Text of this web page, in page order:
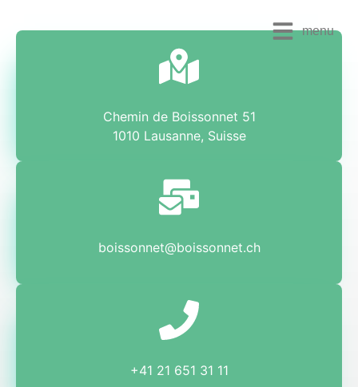
menu
Chemin de Boissonnet 51
1010 Lausanne, Suisse
boissonnet@boissonnet.ch
+41 21 651 31 11